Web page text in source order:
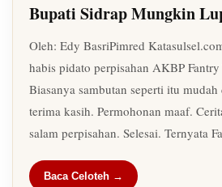
Bupati Sidrap Mungkin
Oleh: Edy BasriPimred
habis pidato perpisahan AKBP
Biasanya sambutan seperti itu
terima kasih. Permohonan maaf.
salam perpisahan. Selesai. Ternyata
Baca Celoteh →